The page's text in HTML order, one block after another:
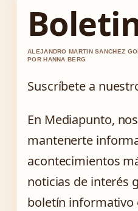
ALEJANDRO MARTIN SANCHEZ
POR HANNA BERG
Suscríbete a
En Mediapunto,
mantenerte
acontecimientos
noticias de interés
boletín informativo